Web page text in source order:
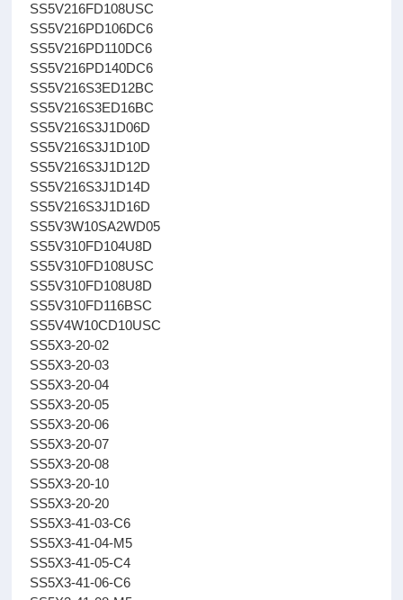
SS5V216FD108USC
SS5V216PD106DC6
SS5V216PD110DC6
SS5V216PD140DC6
SS5V216S3ED12BC
SS5V216S3ED16BC
SS5V216S3J1D06D
SS5V216S3J1D10D
SS5V216S3J1D12D
SS5V216S3J1D14D
SS5V216S3J1D16D
SS5V3W10SA2WD05
SS5V310FD104U8D
SS5V310FD108USC
SS5V310FD108U8D
SS5V310FD116BSC
SS5V4W10CD10USC
SS5X3-20-02
SS5X3-20-03
SS5X3-20-04
SS5X3-20-05
SS5X3-20-06
SS5X3-20-07
SS5X3-20-08
SS5X3-20-10
SS5X3-20-20
SS5X3-41-03-C6
SS5X3-41-04-M5
SS5X3-41-05-C4
SS5X3-41-06-C6